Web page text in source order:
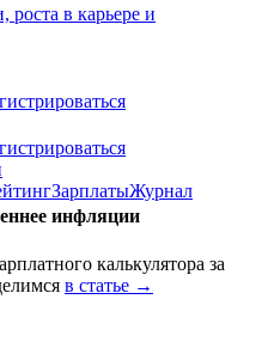
в карьере и
ЗарплатыЖурнал
инфляции
калькулятора за
в статье →